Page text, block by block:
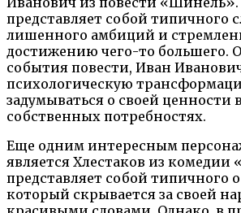
представляет собой типичного
лишенного амбиций и
достижению чего-то большего.
события повести, Иван
психологическую
задумываться о своей ценности
собственных потребностях.
Еще одним интересным
является Хлестаков из комедии
представляет собой типичного
который скрывается за своей